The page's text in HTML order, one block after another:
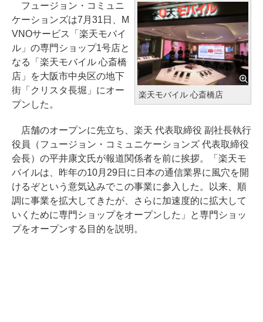
楽天モバイル 心斎橋店
フュージョン・コミュニ
ケーションズは7月31日、M
VNOサービス「楽天モバイ
ル」の専門ショップ1号店と
なる「楽天モバイル 心斎橋
店」を大阪市中央区の地下
街「クリスタ長堀」にオー
プンした。
店舗のオープンに先立ち、楽天 代表取締役 副社長執行
役員（フュージョン・コミュニケーションズ 代表取締役
会長）の平井康文氏が報道関係者を前に挨拶。「楽天モ
バイルは、昨年の10月29日に日本の通信業界に風穴を開
けるぞという意気込みでこの事業に参入した。以来、順
調に事業を拡大してきたが、さらに加速度的に拡大して
いくために専門ショップをオープンした」と専門ショッ
プをオープンする目的を説明。